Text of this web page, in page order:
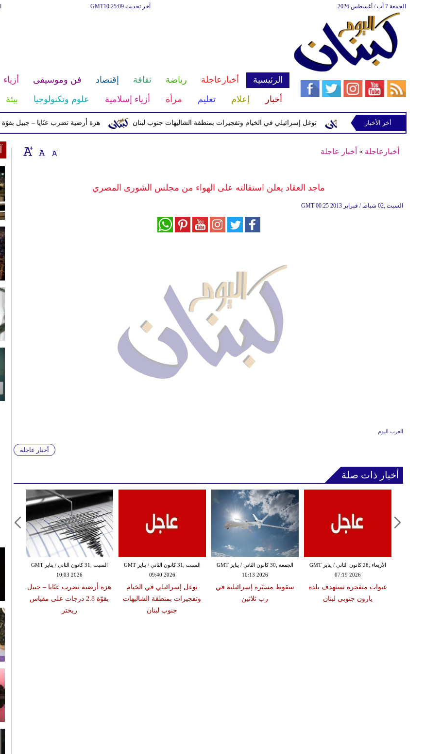
آخر تحديث GMT10:25:09 الجمعة 7 آب / أغسطس 2026
الرئيسية أخبارعاجلة رياضة ثقافة إقتصاد فن وموسيقى أزياء
أخبار
إعلام تعليم مرأة أزياء إسلامية علوم وتكنولوجيا بيئة
هزة أرضية تضرب عنّايا – جبيل بقوّة 2.8 درجات على مقياس ريختر توغل إسرائيلي في الخيام وتفجيرات بمنطقة الشاليهات جنوب لبنان في رب ثلاثين
أخر الأخبار
أخبارعاجلة » أخبار عاجلة
ماجد العقاد يعلن استقالته على الهواء من مجلس الشورى المصري
GMT 00:25 2013 السبت ,02 شباط / فبراير
العرب اليوم
أخبار عاجلة
أخبار ذات صلة
السبت ,31 كانون الثاني / يناير GMT
10:03 2026
هزة أرضية تضرب عنّايا – جبيل
بقوّة 2.8 درجات على مقياس
ريختر
السبت ,31 كانون الثاني / يناير GMT
09:40 2026
توغل إسرائيلي في الخيام
وتفجيرات بمنطقة الشاليهات
جنوب لبنان
الجمعة ,30 كانون الثاني / يناير GMT
10:13 2026
سقوط مسيّرة إسرائيلية في
رب ثلاثين
الأربعاء ,28 كانون الثاني / يناير GMT
07:19 2026
عبوات متفجرة تستهدف بلدة
يارون جنوبي لبنان